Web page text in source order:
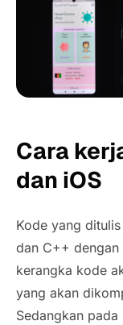
Cara
dan iOS
Kode yang
dan C++ dengan
kerangka kode
yang akan
Sedangkan